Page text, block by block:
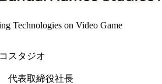
Technologies on Video Game
スタジオ
代表取締役社長